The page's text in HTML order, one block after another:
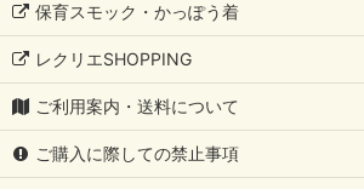
保育スモック・かっぽう着
レクリエSHOPPING
ご利用案内・送料について
ご購入に際しての禁止事項